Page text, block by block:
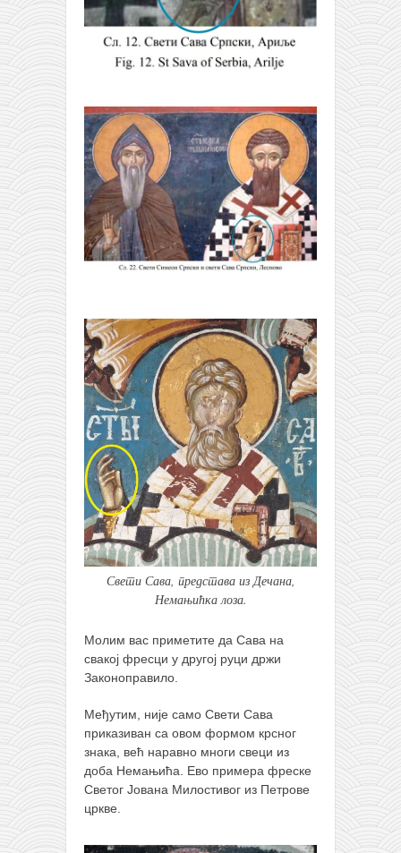
Свети Сава, представа из Дечана,
Немањићка лоза.
Молим вас приметите да Сава на
свакој фресци у другој руци држи
Законоправило.
Међутим, није само Свети Сава
приказиван са овом формом крсног
знака, већ наравно многи свеци из
доба Немањића. Ево примера фреске
Светог Јована Милостивог из Петрове
цркве.